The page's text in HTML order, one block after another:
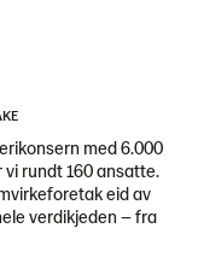
med 6.000
vi rundt 160 ansatte.
eid av
verdikjeden – fra